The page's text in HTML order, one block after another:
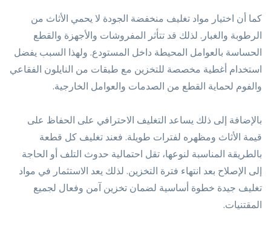
كما أن اختيار مواد تغليف منخفضة الجودة لا يحمي الأثاث من
الرطوبة والغبار. لذلك قد تتأثر المفروشات والأجهزة والقطع
الحساسة بالعوامل المحيطة داخل المستودع. ولهذا السبب يفضل
استخدام أغطية مخصصة للتخزين مع طبقات من النايلون الفقاعي
والفوم لحماية القطع من الصدمات والعوامل الخارجية.
بالإضافة إلى ذلك يساعد التغليف الاحترافي على الحفاظ على
قيمة الأثاث ومظهره لفترات طويلة. فعند تغليف كل قطعة
بالطريقة المناسبة لنوعها، تقل احتمالية حدوث التلف أو الحاجة
إلى الإصلاح بعد انتهاء فترة التخزين. لذلك يعد الاستثمار في مواد
تغليف جيدة خطوة أساسية لضمان تخزين آمن وفعال لجميع
المقتنيات.